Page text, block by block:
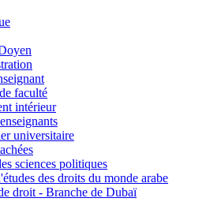
faculté
intérieur
universitaire
sciences politiques
des droits du monde arabe
droit - Branche de Dubaï